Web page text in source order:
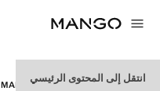
انتقل إلى المحتوى الرئيسي
MANGO STARRING HAILEY BIEBER
حدد اللون